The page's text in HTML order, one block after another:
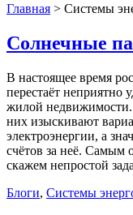
Главная > Системы
Солнечные
В настоящее время
перестаёт неприятно
жилой
них изыскивают
электроэнергии, а
счётов за неё. Самым
скажем непростой
Блоги, Системы